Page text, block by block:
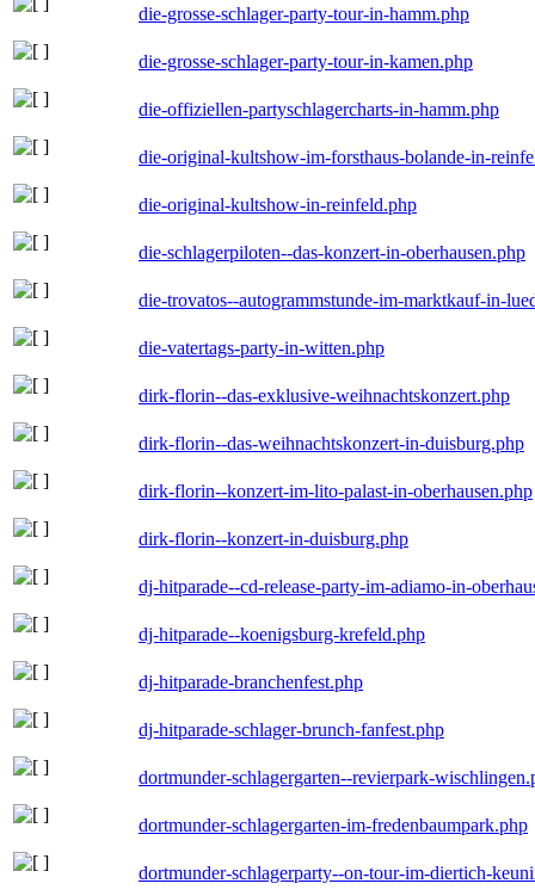
die-grosse-schlager-party-tour-in-hamm.php
die-grosse-schlager-party-tour-in-kamen.php
die-offiziellen-partyschlagercharts-in-hamm.php
die-original-kultshow-im-forsthaus-bolande-in-
die-original-kultshow-in-reinfeld.php
die-schlagerpiloten--das-konzert-in-oberhausen.php
die-trovatos--autogrammstunde-im-marktkauf-in-
die-vatertags-party-in-witten.php
dirk-florin--das-exklusive-weihnachtskonzert.php
dirk-florin--das-weihnachtskonzert-in-duisburg.php
dirk-florin--konzert-im-lito-palast-in-oberhausen.php
dirk-florin--konzert-in-duisburg.php
dj-hitparade--cd-release-party-im-adiamo-in-
dj-hitparade--koenigsburg-krefeld.php
dj-hitparade-branchenfest.php
dj-hitparade-schlager-brunch-fanfest.php
dortmunder-schlagergarten--revierpark-
dortmunder-schlagergarten-im-fredenbaumpark.php
dortmunder-schlagerparty--on-tour-im-diertich-